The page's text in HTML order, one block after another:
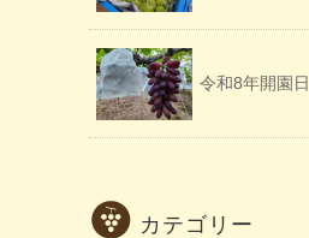
令和8年開園日
カテゴリー